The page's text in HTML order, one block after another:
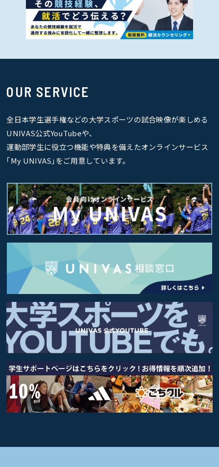
OUR SERVICE
全日本学生選手権などの大学スポーツの試合映像が楽しめる
UNIVAS公式YouTubeや、
運動部学生に役立つ機能や特典を備えたオンラインサービス
｢My UNIVAS｣をご用意しています。